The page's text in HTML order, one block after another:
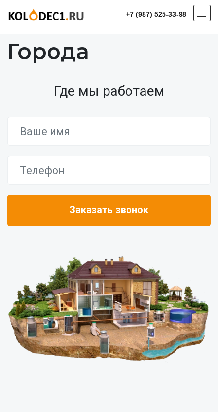
+7 (987) 525-33-98
Города
Где мы работаем